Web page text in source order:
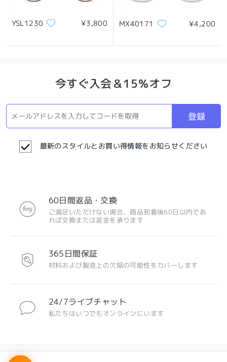
注目のデザイン
YSL1230 ¥3,800 MX40171 ¥4,200
今すぐ入会＆15％オフ
登録
最新のスタイルとお買い得情報をお知らせください
60日間返品・交換
ご満足いただけない場合、商品到着後60日以内であ
れば交換または返金を承ります
365日間保証
材料および製造上の欠陥の可能性をカバーします
24/7ライブチャット
私たちはいつでもオンラインにいます